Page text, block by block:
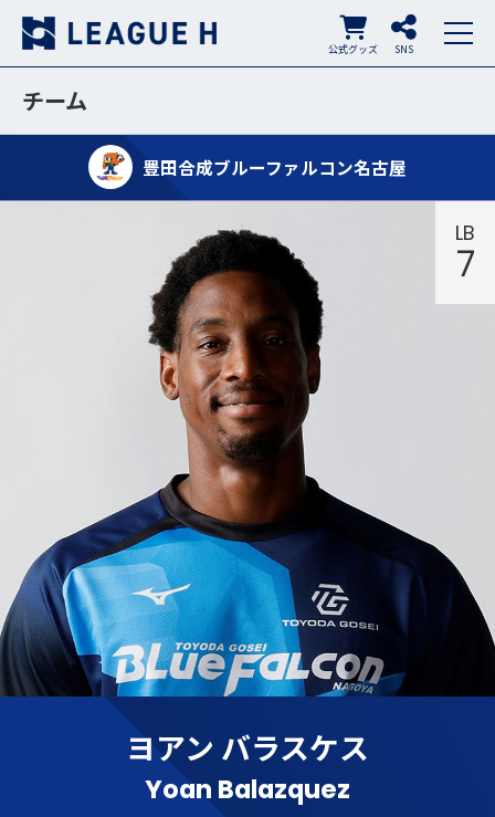
SNS
公式グッズ
チーム
豊田合成ブルーファルコン名古屋
ヨアン バラスケス
Yoan Balazquez
LB
7